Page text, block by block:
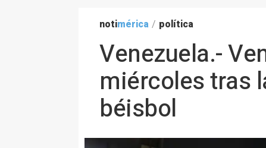
notimérica / política
Venezuela.-
miércoles tras
béisbol